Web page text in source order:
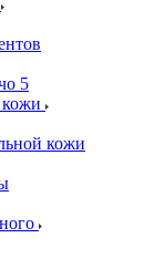
5
кожи